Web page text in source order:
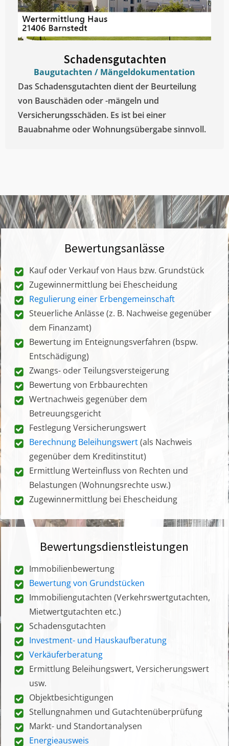
Schadensgutachten
Baugutachten / Mängeldokumentation
Das Schadensgutachten dient der Beurteilung
von Bauschäden oder -mängeln und
Versicherungsschäden. Es ist bei einer
Bauabnahme oder Wohnungsübergabe sinnvoll.
Bewertungsanlässe
Kauf oder Verkauf von Haus bzw. Grundstück
Zugewinnermittlung bei Ehescheidung
Regulierung einer Erbengemeinschaft
Steuerliche Anlässe (z. B. Nachweise gegenüber
dem Finanzamt)
Bewertung im Enteignungsverfahren (bspw.
Entschädigung)
Zwangs- oder Teilungsversteigerung
Bewertung von Erbbaurechten
Wertnachweis gegenüber dem
Betreuungsgericht
Festlegung Versicherungswert
Berechnung Beleihungswert(als Nachweis
gegenüber dem Kreditinstitut)
Ermittlung Werteinfluss von Rechten und
Belastungen (Wohnungsrechte usw.)
Zugewinnermittlung bei Ehescheidung
Bewertungsdienstleistungen
Immobilienbewertung
Bewertung von Grundstücken
Immobiliengutachten (Verkehrswertgutachten,
Mietwertgutachten etc.)
Schadensgutachten
Investment- und Hauskaufberatung
Verkäuferberatung
Ermittlung Beleihungswert, Versicherungswert
usw.
Objektbesichtigungen
Stellungnahmen und Gutachtenüberprüfung
Markt- und Standortanalysen
Energieausweis